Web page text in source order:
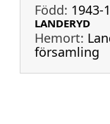
Född: 1943-
LANDERYD
Hemort:
församling